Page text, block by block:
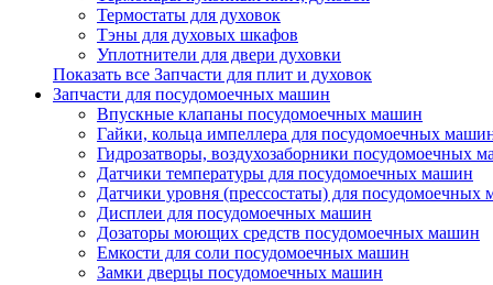
Термостаты для духовок
Тэны для духовых шкафов
Уплотнители для двери духовки
Показать все Запчасти для плит и духовок
Запчасти для посудомоечных машин
Впускные клапаны посудомоечных машин
Гайки, кольца импеллера для посудомоечных
Гидрозатворы, воздухозаборники посудомоечных
Датчики температуры для посудомоечных машин
Датчики уровня (прессостаты) для посудомоечных
Дисплеи для посудомоечных машин
Дозаторы моющих средств посудомоечных машин
Емкости для соли посудомоечных машин
Замки дверцы посудомоечных машин